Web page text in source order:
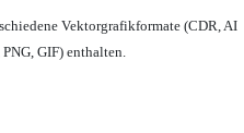
Vektorgrafikformate (CDR, AI
GIF) enthalten.